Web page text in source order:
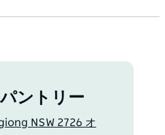
ントリー
NSW 2726 オ